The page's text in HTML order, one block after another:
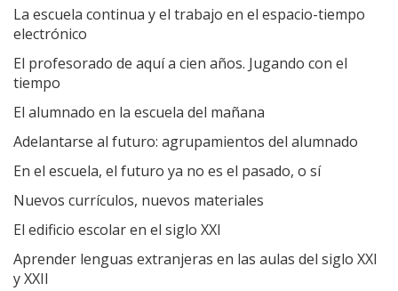
La escuela continua y el trabajo en el espacio-tiempo
electrónico
El profesorado de aquí a cien años. Jugando con el
tiempo
El alumnado en la escuela del mañana
Adelantarse al futuro: agrupamientos del alumnado
En el escuela, el futuro ya no es el pasado, o sí
Nuevos currículos, nuevos materiales
El edificio escolar en el siglo XXI
Aprender lenguas extranjeras en las aulas del siglo XXI
y XXII